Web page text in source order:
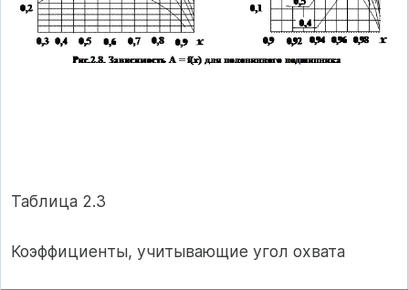
Таблица 2.3
Коэффициенты, учитывающие угол охвата